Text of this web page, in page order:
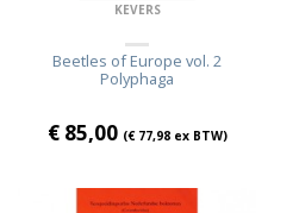
KEVERS
Beetles of Europe vol. 2
Polyphaga
€85,00 (€77,98ex BTW)